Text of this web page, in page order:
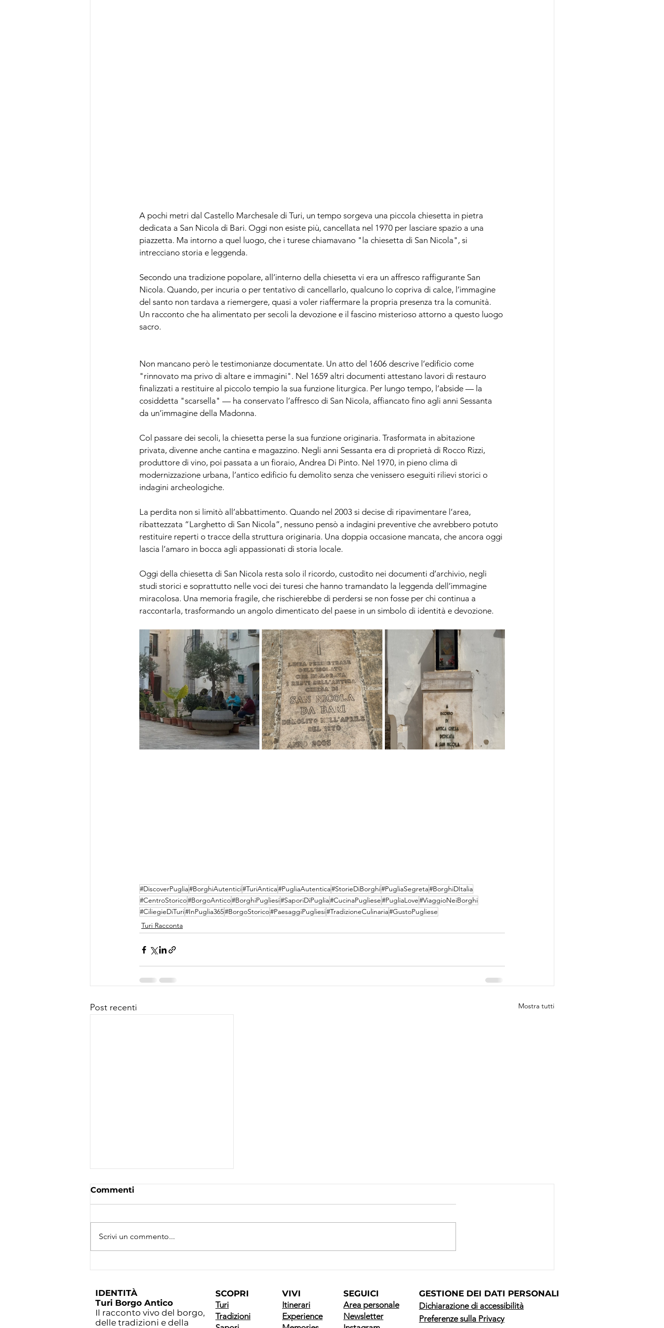
A pochi metri dal Castello Marchesale di Turi, un tempo sorgeva una piccola chiesetta in pietra
dedicata a San Nicola di Bari. Oggi non esiste più, cancellata nel 1970 per lasciare spazio a una
piazzetta. Ma intorno a quel luogo, che i turese chiamavano "la chiesetta di San Nicola", si
intrecciano storia e leggenda.
Secondo una tradizione popolare, all’interno della chiesetta vi era un affresco raffigurante San
Nicola. Quando, per incuria o per tentativo di cancellarlo, qualcuno lo copriva di calce, l’immagine
del santo non tardava a riemergere, quasi a voler riaffermare la propria presenza tra la comunità.
Un racconto che ha alimentato per secoli la devozione e il fascino misterioso attorno a questo luogo
sacro.
Non mancano però le testimonianze documentate. Un atto del 1606 descrive l’edificio come
"rinnovato ma privo di altare e immagini". Nel 1659 altri documenti attestano lavori di restauro
finalizzati a restituire al piccolo tempio la sua funzione liturgica. Per lungo tempo, l’abside — la
cosiddetta "scarsella" — ha conservato l’affresco di San Nicola, affiancato fino agli anni Sessanta
da un’immagine della Madonna.
Col passare dei secoli, la chiesetta perse la sua funzione originaria. Trasformata in abitazione
privata, divenne anche cantina e magazzino. Negli anni Sessanta era di proprietà di Rocco Rizzi,
produttore di vino, poi passata a un fioraio, Andrea Di Pinto. Nel 1970, in pieno clima di
modernizzazione urbana, l’antico edificio fu demolito senza che venissero eseguiti rilievi storici o
indagini archeologiche.
La perdita non si limitò all’abbattimento. Quando nel 2003 si decise di ripavimentare l’area,
ribattezzata “Larghetto di San Nicola”, nessuno pensò a indagini preventive che avrebbero potuto
restituire reperti o tracce della struttura originaria. Una doppia occasione mancata, che ancora oggi
lascia l’amaro in bocca agli appassionati di storia locale.
Oggi della chiesetta di San Nicola resta solo il ricordo, custodito nei documenti d’archivio, negli
studi storici e soprattutto nelle voci dei turesi che hanno tramandato la leggenda dell’immagine
miracolosa. Una memoria fragile, che rischierebbe di perdersi se non fosse per chi continua a
raccontarla, trasformando un angolo dimenticato del paese in un simbolo di identità e devozione.
#DiscoverPuglia#BorghiAutentici#TuriAntica#PugliaAutentica#StorieDiBorghi#PugliaSegreta#BorghiDItalia
#CentroStorico#BorgoAntico#BorghiPugliesi#SaporiDiPuglia#CucinaPugliese#PugliaLove#ViaggioNeiBorghi
#CiliegieDiTuri#InPuglia365#BorgoStorico#PaesaggiPugliesi#TradizioneCulinaria#GustoPugliese
Turi Racconta
Post recenti Mostra tutti
Clarisse e l’opera dei
Sanmartino
Commenti
Scrivi un commento...
IDENTITÀ
Turi Borgo Antico
Il racconto vivo del borgo,
delle tradizioni e della
SCOPRI
Turi
Tradizioni
VIVI
Itinerari
Experience
SEGUICI
Area personale
Newsletter
GESTIONE DEI DATI PERSONALI
Dichiarazione di accessibilità
Preferenze sulla Privacy